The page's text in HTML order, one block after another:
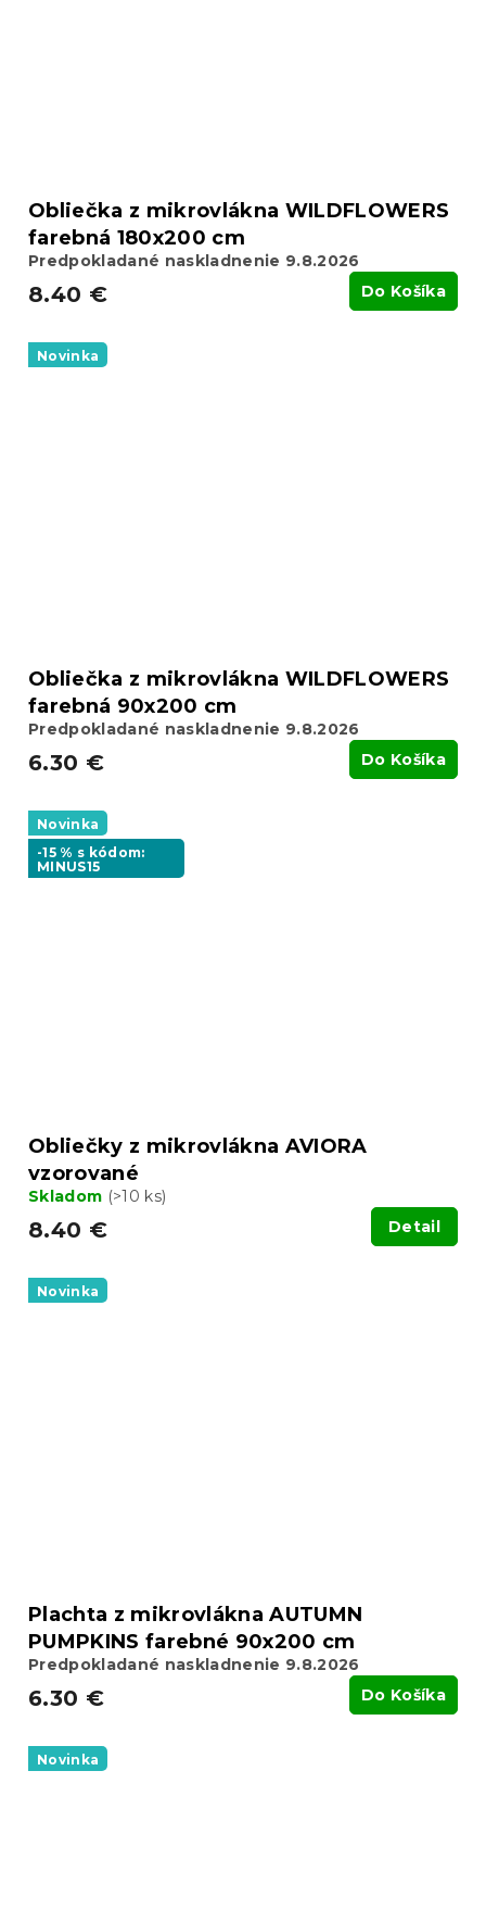
Obliečka z mikrovlákna WILDFLOWERS
farebná 180x200 cm
Predpokladané naskladnenie 9.8.2026
8.40 € Do Košíka
Novinka
Obliečka z mikrovlákna WILDFLOWERS
farebná 90x200 cm
Predpokladané naskladnenie 9.8.2026
6.30 € Do Košíka
Novinka
-15 % s kódom:
MINUS15
Obliečky z mikrovlákna AVIORA
vzorované
Skladom (>10 ks)
8.40 € Detail
Novinka
Plachta z mikrovlákna AUTUMN
PUMPKINS farebné 90x200 cm
Predpokladané naskladnenie 9.8.2026
6.30 € Do Košíka
Novinka